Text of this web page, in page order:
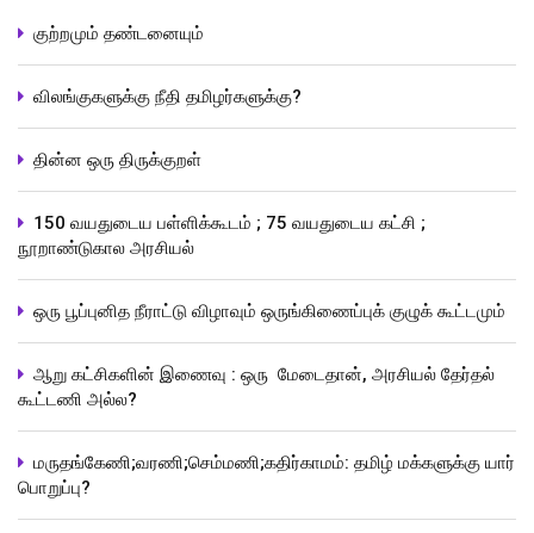
குற்றமும் தண்டனையும்
விலங்குகளுக்கு நீதி தமிழர்களுக்கு?
தின்ன ஒரு திருக்குறள்
150 வயதுடைய பள்ளிக்கூடம் ; 75 வயதுடைய கட்சி ;
நூறாண்டுகால அரசியல்
ஒரு பூப்புனித நீராட்டு விழாவும் ஒருங்கிணைப்புக் குழுக் கூட்டமும்
ஆறு கட்சிகளின் இணைவு : ஒரு மேடைதான், அரசியல் தேர்தல்
கூட்டணி அல்ல?
மருதங்கேணி;வரணி;செம்மணி;கதிர்காமம்: தமிழ் மக்களுக்கு யார்
பொறுப்பு?